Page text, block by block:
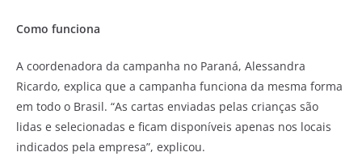
Como funciona
A coordenadora da campanha no Paraná, Alessandra
Ricardo, explica que a campanha funciona da mesma forma
em todo o Brasil. “As cartas enviadas pelas crianças são
lidas e selecionadas e ficam disponíveis apenas nos locais
indicados pela empresa”, explicou.